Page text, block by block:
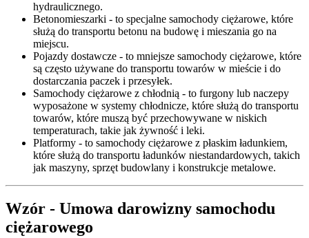
hydraulicznego.
Betonomieszarki - to specjalne samochody ciężarowe, które
służą do transportu betonu na budowę i mieszania go na
miejscu.
Pojazdy dostawcze - to mniejsze samochody ciężarowe, które
są często używane do transportu towarów w mieście i do
dostarczania paczek i przesyłek.
Samochody ciężarowe z chłodnią - to furgony lub naczepy
wyposażone w systemy chłodnicze, które służą do transportu
towarów, które muszą być przechowywane w niskich
temperaturach, takie jak żywność i leki.
Platformy - to samochody ciężarowe z płaskim ładunkiem,
które służą do transportu ładunków niestandardowych, takich
jak maszyny, sprzęt budowlany i konstrukcje metalowe.
Wzór - Umowa darowizny samochodu
ciężarowego